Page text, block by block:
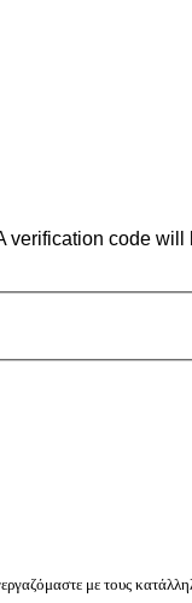
verification code
με τους